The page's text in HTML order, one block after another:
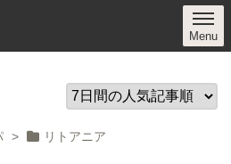
> リトアニア